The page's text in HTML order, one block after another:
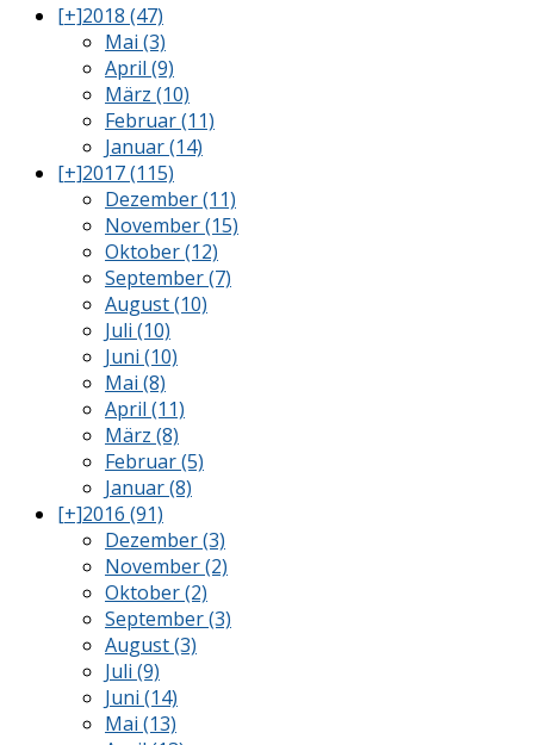
[+]2018 (47)
Mai (3)
April (9)
März (10)
Februar (11)
Januar (14)
[+]2017 (115)
Dezember (11)
November (15)
Oktober (12)
September (7)
August (10)
Juli (10)
Juni (10)
Mai (8)
April (11)
März (8)
Februar (5)
Januar (8)
[+]2016 (91)
Dezember (3)
November (2)
Oktober (2)
September (3)
August (3)
Juli (9)
Juni (14)
Mai (13)